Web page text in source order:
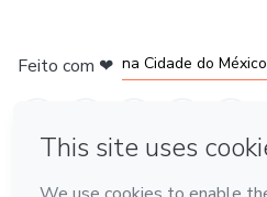
Feito com ❤ na Cidade do México
Conheça a Hotmart